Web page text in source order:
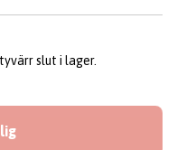
slut i lager.